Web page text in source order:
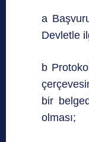
a
Devletle
b
bir
olması;